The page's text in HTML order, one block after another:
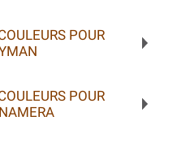
POUR
POUR